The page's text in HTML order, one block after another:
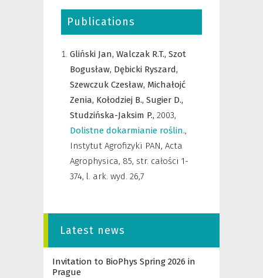
Publications
Gliński Jan, Walczak R.T., Szot
Bogusław, Dębicki Ryszard,
Szewczuk Czesław, Michałojć
Zenia, Kołodziej B., Sugier D.,
Studzińska-Jaksim P., 2003,
Dolistne dokarmianie roślin.,
Instytut Agrofizyki PAN, Acta
Agrophysica, 85, str. całości 1-
374, l. ark. wyd. 26,7
Latest news
Invitation to BioPhys Spring 2026 in
Prague